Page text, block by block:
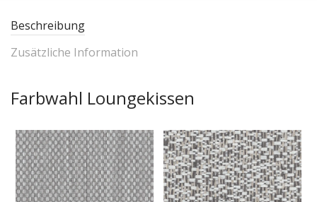
Beschreibung
Zusätzliche Information
Farbwahl Loungekissen